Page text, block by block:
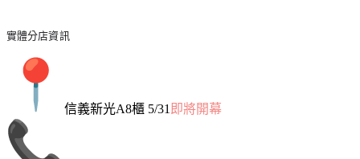
實體分店資訊
信義新光A8櫃 5/31 即將開幕